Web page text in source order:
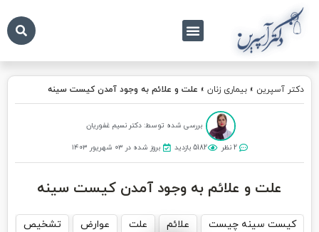
دکتر آسپرین » بیماری زنان » علت و علائم به وجود آمدن کیست سینه
بررسی شده توسط: دکتر نسیم غفوریان
2 نظر 5182 بازدید بروز شده در ۰۳ شهریور ۱۴۰۳
علت و علائم به وجود آمدن کیست سینه
کیست سینه چیست علائم علت عوارض تشخیص